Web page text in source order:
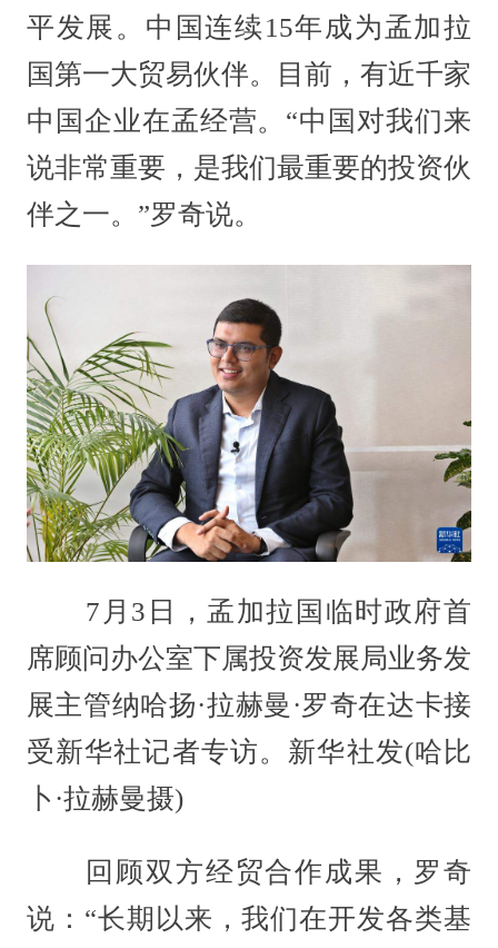
平发展。中国连续15年成为孟加拉
国第一大贸易伙伴。目前，有近千家
中国企业在孟经营。“中国对我们来
说非常重要，是我们最重要的投资伙
伴之一。”罗奇说。
7月3日，孟加拉国临时政府首
席顾问办公室下属投资发展局业务发
展主管纳哈扬·拉赫曼·罗奇在达卡接
受新华社记者专访。新华社发(哈比
卜·拉赫曼摄)
回顾双方经贸合作成果，罗奇
说：“长期以来，我们在开发各类基